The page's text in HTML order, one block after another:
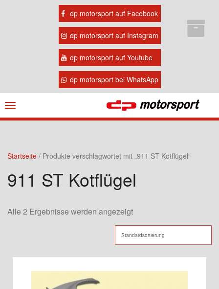
dp motorsport auf Facebook
dp motorsport auf Instagram
dp motorsport auf Youtube
dp motorsport bei WhatsApp
Navigation
ein-/ausblenden
Startseite / Produkte verschlagwortet mit „911 ST Kotflügel“
911 ST Kotflügel
Alle 2 Ergebnisse werden angezeigt